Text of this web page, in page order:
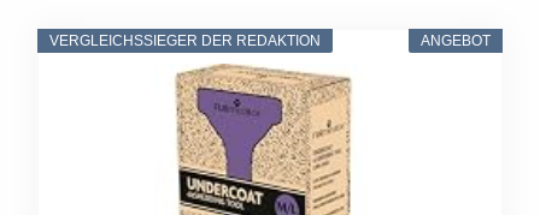
ANGEBOT
VERGLEICHSSIEGER DER REDAKTION